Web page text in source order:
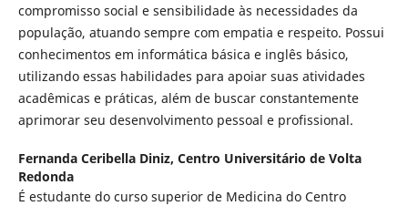
compromisso social e sensibilidade às necessidades da
população, atuando sempre com empatia e respeito. Possui
conhecimentos em informática básica e inglês básico,
utilizando essas habilidades para apoiar suas atividades
acadêmicas e práticas, além de buscar constantemente
aprimorar seu desenvolvimento pessoal e profissional.
Fernanda Ceribella Diniz, Centro Universitário de Volta
Redonda
É estudante do curso superior de Medicina do Centro